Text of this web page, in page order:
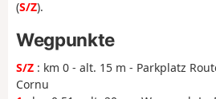
(S/Z).
Wegpunkte
S/Z : km 0 - alt. 15 m - Parkplatz
Cornu